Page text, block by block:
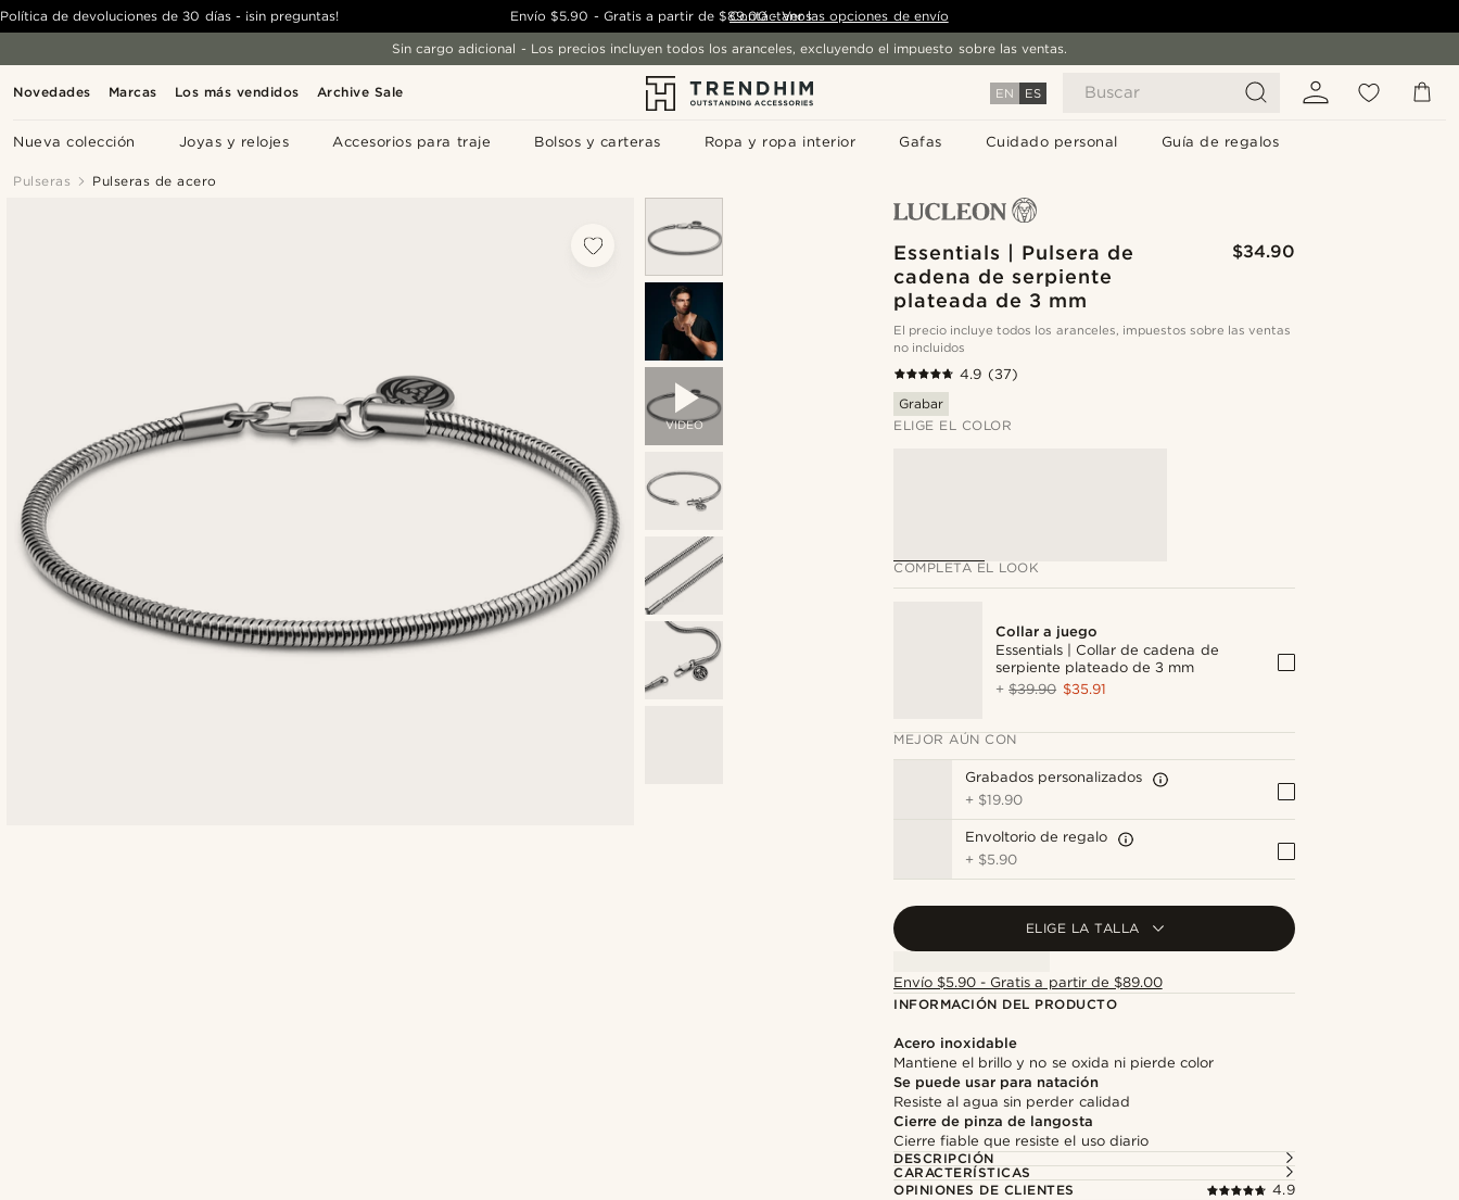
Novedades Marcas Los más vendidos Archive Sale EN ES Buscar
Nueva colección Joyas y relojes Accesorios para traje Bolsos y carteras Ropa y ropa interior Gafas Cuidado personal Guía de regalos
Política de devoluciones de 30 días - ¡sin preguntas! Envío $5.90 - Gratis a partir de $89.00 - Ver las opciones de envío
Contáctanos
Sin cargo adicional - Los precios incluyen todos los aranceles, excluyendo el impuesto sobre las ventas.
Pulseras Pulseras de acero
VIDEO
Essentials | Pulsera de
cadena de serpiente
plateada de 3 mm
$34.90
El precio incluye todos los aranceles, impuestos sobre las ventas
no incluidos
4.9 (37)
Grabar
ELIGE EL COLOR
COMPLETA EL LOOK
Collar a juego
Essentials | Collar de cadena de
serpiente plateado de 3 mm
+$39.90 $35.91
MEJOR AÚN CON
Grabados personalizados
+ $19.90
Envoltorio de regalo
+ $5.90
ELIGE LA TALLA
Envío $5.90 - Gratis a partir de $89.00
INFORMACIÓN DEL PRODUCTO
Acero inoxidable
Mantiene el brillo y no se oxida ni pierde color
Se puede usar para natación
Resiste al agua sin perder calidad
Cierre de pinza de langosta
Cierre fiable que resiste el uso diario
DESCRIPCIÓN
CARACTERÍSTICAS
OPINIONES DE CLIENTES
4.9